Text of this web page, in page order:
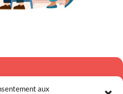
aux